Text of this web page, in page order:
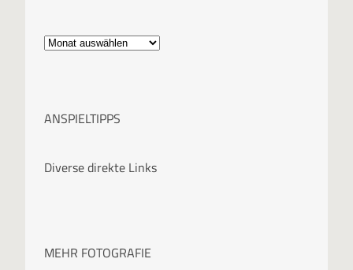
A
i
ANSPIELTIPPS
Diverse direkte Links
MEHR FOTOGRAFIE